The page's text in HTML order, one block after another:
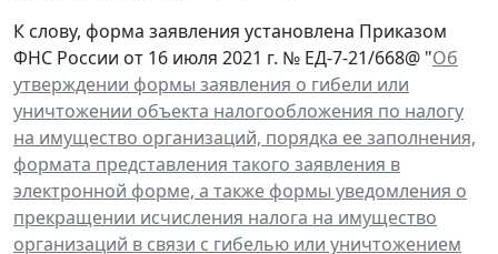
К слову, форма заявления установлена Приказом
ФНС России от 16 июля 2021 г. № ЕД-7-21/668@ "Об
утверждении формы заявления о гибели или
уничтожении объекта налогообложения по налогу
на имущество организаций, порядка ее заполнения,
формата представления такого заявления в
электронной форме, а также формы уведомления о
прекращении исчисления налога на имущество
организаций в связи с гибелью или уничтожением